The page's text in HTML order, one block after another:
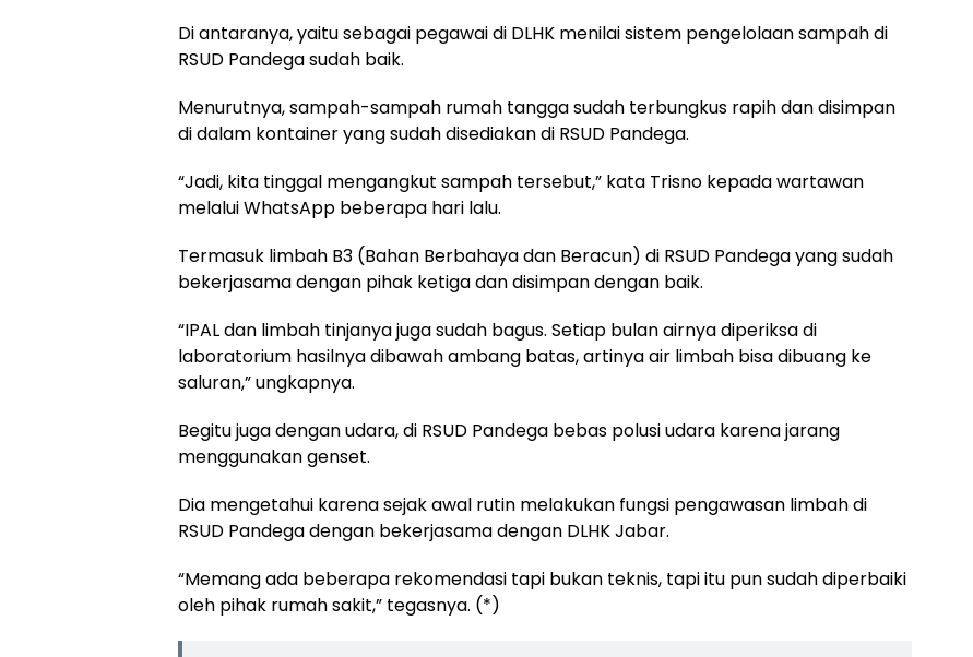
Di antaranya, yaitu sebagai pegawai di DLHK menilai sistem pengelolaan sampah di
RSUD Pandega sudah baik.
Menurutnya, sampah-sampah rumah tangga sudah terbungkus rapih dan disimpan
di dalam kontainer yang sudah disediakan di RSUD Pandega.
“Jadi, kita tinggal mengangkut sampah tersebut,” kata Trisno kepada wartawan
melalui WhatsApp beberapa hari lalu.
Termasuk limbah B3 (Bahan Berbahaya dan Beracun) di RSUD Pandega yang sudah
bekerjasama dengan pihak ketiga dan disimpan dengan baik.
“IPAL dan limbah tinjanya juga sudah bagus. Setiap bulan airnya diperiksa di
laboratorium hasilnya dibawah ambang batas, artinya air limbah bisa dibuang ke
saluran,” ungkapnya.
Begitu juga dengan udara, di RSUD Pandega bebas polusi udara karena jarang
menggunakan genset.
Dia mengetahui karena sejak awal rutin melakukan fungsi pengawasan limbah di
RSUD Pandega dengan bekerjasama dengan DLHK Jabar.
“Memang ada beberapa rekomendasi tapi bukan teknis, tapi itu pun sudah diperbaiki
oleh pihak rumah sakit,” tegasnya. (*)